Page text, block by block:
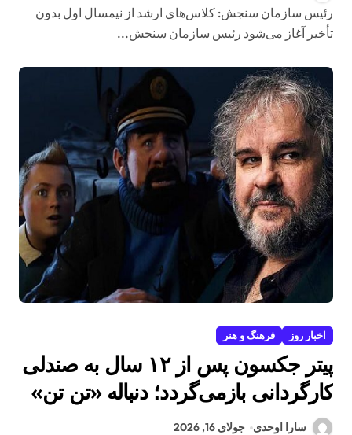
رئیس سازمان سنجش: کلاس‌های ارشد از نیمسال اول بدون
تأخیر آغاز می‌شود رئیس سازمان سنجش...
اخبار روز فرهنگ و هنر
پیتر جکسون پس از ۱۲ سال به صندلی
کارگردانی بازمی‌گردد؛ دنباله «تن تن»
با فیلمنامه‌ای تازه در راه است
سارا اوحدی جولای 16, 2026